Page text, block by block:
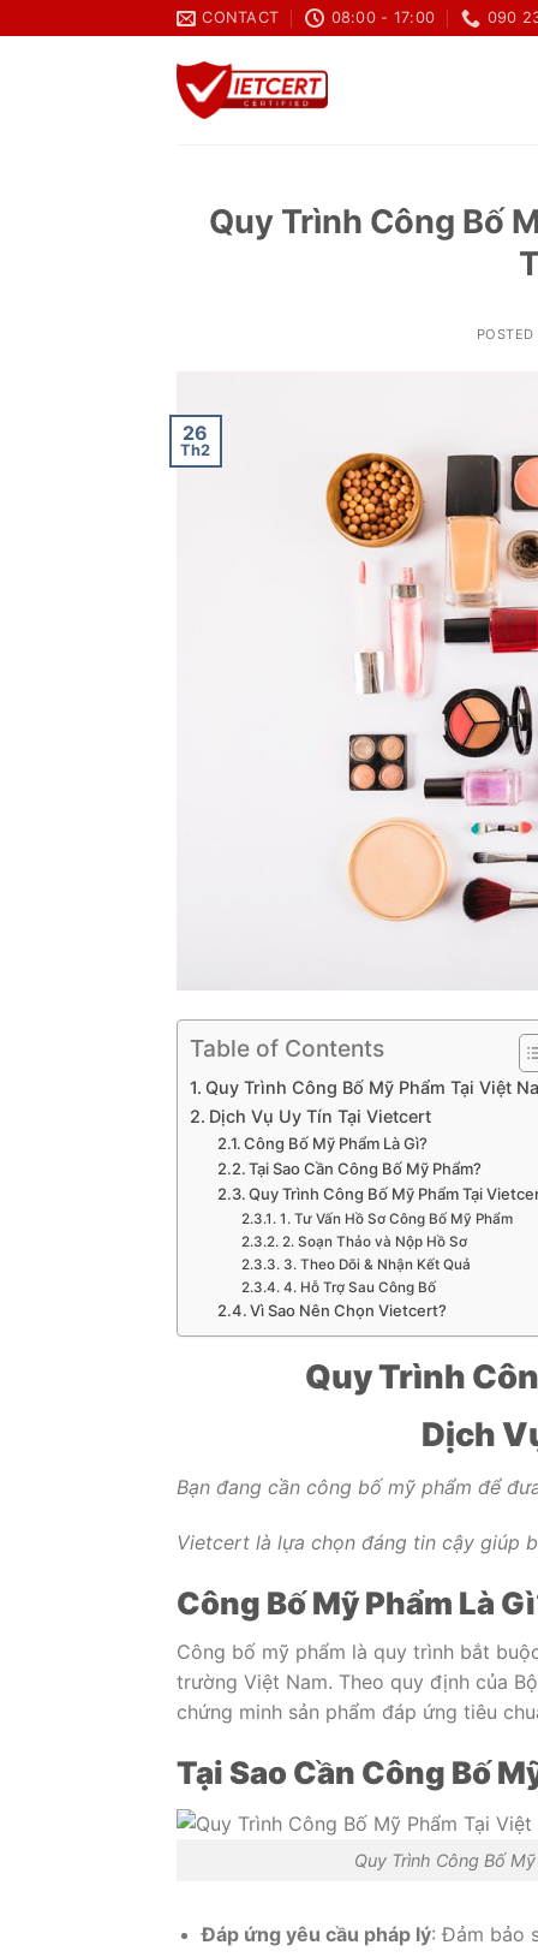
to
CONTACT 08:00 - 17:00 090
Quy Trình Công Bố
26
Th2
Table of Contents
Quy Trình Công Bố Mỹ Phẩm Tại Việt
Dịch Vụ Uy Tín Tại Vietcert
Công Bố Mỹ Phẩm Là Gì?
Tại Sao Cần Công Bố Mỹ Phẩm?
Quy Trình Công Bố Mỹ Phẩm Tại
1. Tư Vấn Hồ Sơ Công Bố Mỹ Phẩm
2. Soạn Thảo và Nộp Hồ Sơ
3. Theo Dõi & Nhận Kết Quả
4. Hỗ Trợ Sau Công Bố
Vì Sao Nên Chọn Vietcert?
Quy Trình
Dịch
Bạn đang cần công bố mỹ phẩm để
Vietcert là lựa chọn đáng tin cậy giúp
Công Bố Mỹ Phẩm Là
Công bố mỹ phẩm là quy trình bắt
trường Việt Nam. Theo quy định của
chứng minh sản phẩm đáp ứng tiêu
Tại Sao Cần Công Bố
Quy Trình Công Bố
Đáp ứng yêu cầu pháp lý: Đảm bảo